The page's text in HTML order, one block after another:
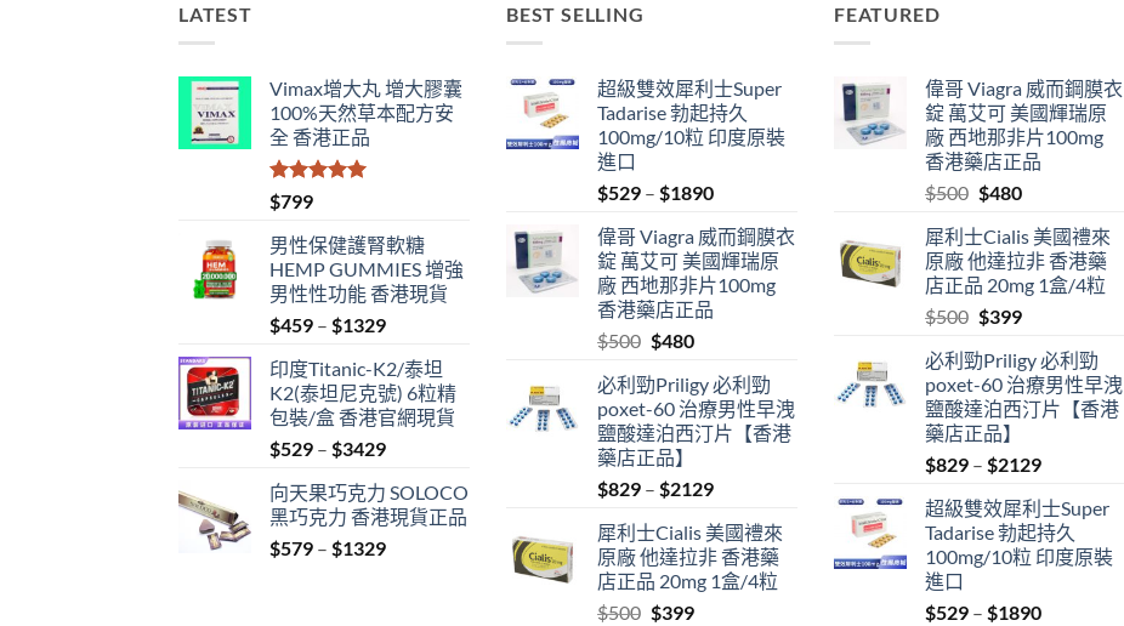
LATEST
Vimax增大丸 增大膠囊
100%天然草本配方安
全 香港正品
評分
滿分 5
$799
男性保健護腎軟糖
HEMP GUMMIES 增強
男性性功能 香港現貨
$459 – $1329Price
$459
through
$1329
印度Titanic-K2/泰坦
K2(泰坦尼克號) 6粒精
包裝/盒 香港官網現貨
$529 – $3429Price
$529
through
$3429
向天果巧克力 SOLOCO
黑巧克力 香港現貨正品
$579 – $1329Price
BEST SELLING
超級雙效犀利士Super
Tadarise 勃起持久
100mg/10粒 印度原裝
進口
$529 – $1890Price
$529
through
$1890
偉哥 Viagra 威而鋼膜衣
錠 萬艾可 美國輝瑞原
廠 西地那非片100mg
香港藥店正品
$500 Original
was:
$500.
$480Current
is:
$480.
必利勁Priligy 必利勁
poxet-60 治療男性早洩
鹽酸達泊西汀片【香港
藥店正品】
$829 – $2129Price
$829
through
$2129
犀利士Cialis 美國禮來
原廠 他達拉非 香港藥
店正品 20mg 1盒/4粒
$500 Original
$399Current
FEATURED
偉哥 Viagra 威而鋼膜衣
錠 萬艾可 美國輝瑞原
廠 西地那非片100mg
香港藥店正品
$500 Original
was:
$500.
$480Current
is:
$480.
犀利士Cialis 美國禮來
原廠 他達拉非 香港藥
店正品 20mg 1盒/4粒
$500 Original
was:
$500.
$399Current
is:
$399.
必利勁Priligy 必利勁
poxet-60 治療男性早洩
鹽酸達泊西汀片【香港
藥店正品】
$829 – $2129Price
$829
through
$2129
超級雙效犀利士Super
Tadarise 勃起持久
100mg/10粒 印度原裝
進口
$529 – $1890Price